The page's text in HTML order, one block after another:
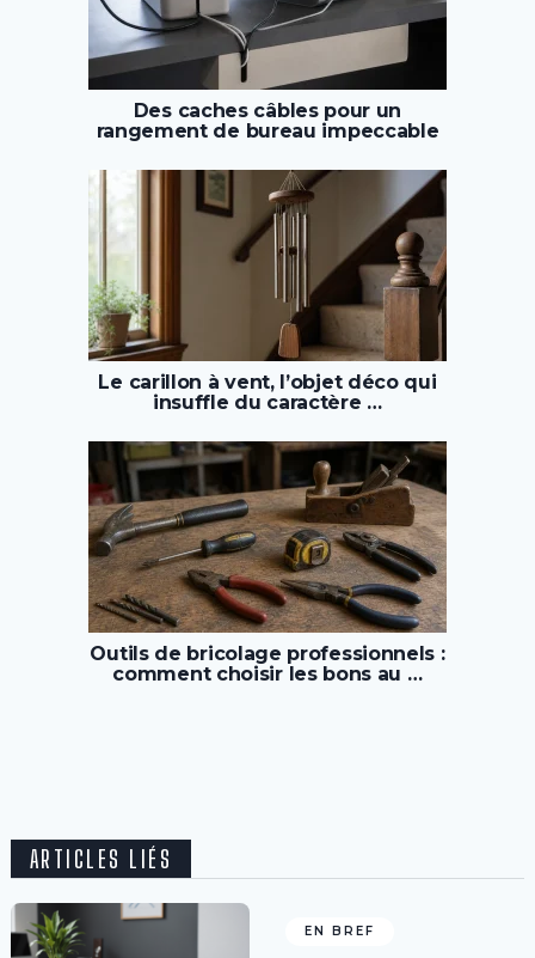
Des caches câbles pour un
rangement de bureau impeccable
Le carillon à vent, l’objet déco qui
insuffle du caractère …
Outils de bricolage professionnels :
comment choisir les bons au …
ARTICLES LIÉS
EN BREF